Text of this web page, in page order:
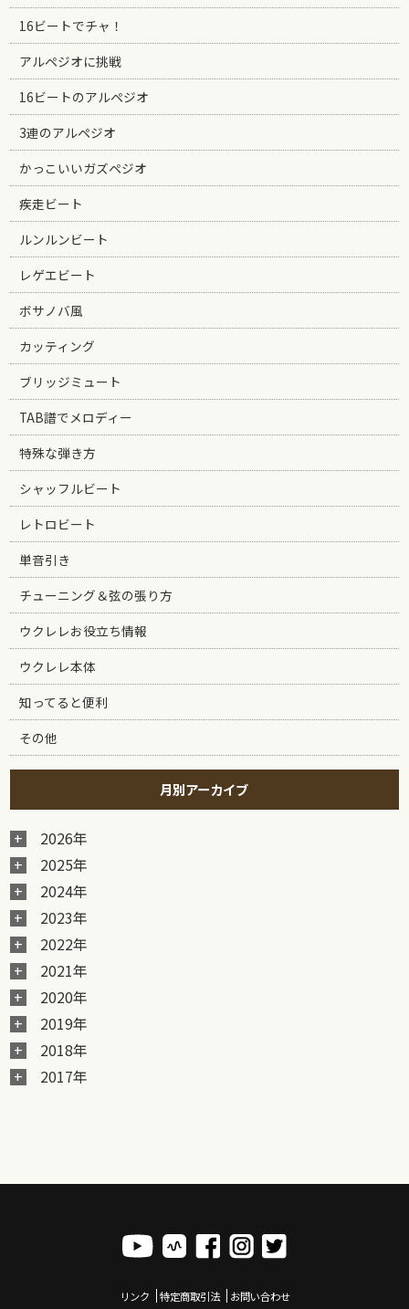
16ビートでチャ！
アルペジオに挑戦
16ビートのアルペジオ
3連のアルペジオ
かっこいいガズペジオ
疾走ビート
ルンルンビート
レゲエビート
ボサノバ風
カッティング
ブリッジミュート
TAB譜でメロディー
特殊な弾き方
シャッフルビート
レトロビート
単音引き
チューニング＆弦の張り方
ウクレレお役立ち情報
ウクレレ本体
知ってると便利
その他
月別アーカイブ
2026年
2025年
2024年
2023年
2022年
2021年
2020年
2019年
2018年
2017年
リンク 特定商取引法 お問い合わせ